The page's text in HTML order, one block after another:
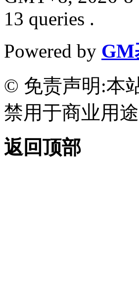
13 queries .
Powered by GM
© 免责声明:本
禁用于商业用
返回顶部